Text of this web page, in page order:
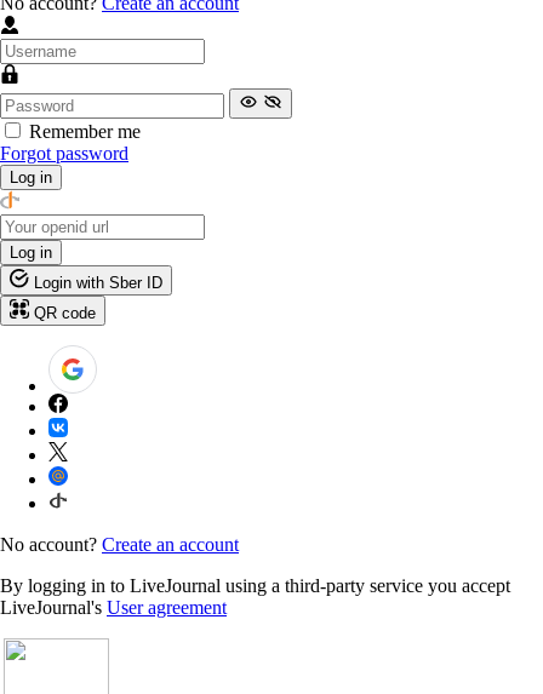
Remember me
Forgot password
Log in
Log in
Login with Sber ID
QR code
No account? Create an account
By logging in to LiveJournal using a third-party service you accept
LiveJournal's User agreement